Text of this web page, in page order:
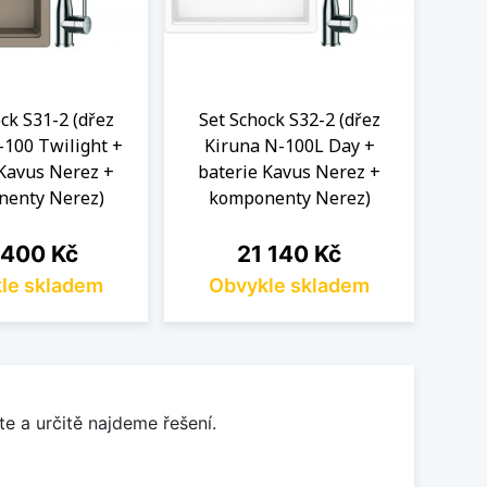
S31-2 (dřez
Twilight +
Nerez +
Nerez)
Kč
skladem
Set Schock S32-2 (dřez
Kiruna N-100L Day +
baterie Kavus Nerez +
komponenty Nerez)
Cena
21 140 Kč
Obvykle skladem
a určitě najdeme řešení.